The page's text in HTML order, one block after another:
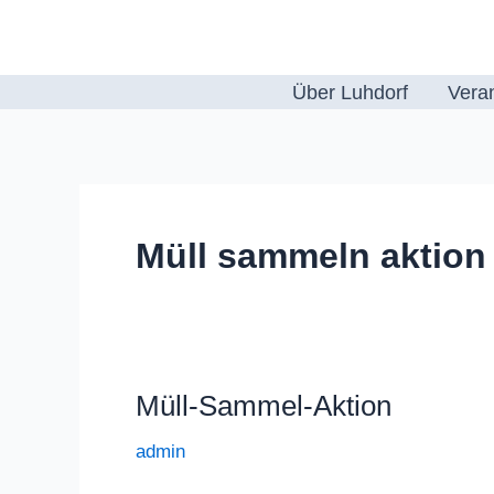
springen
Über Luhdorf
Müll sammeln aktion
Müll-Sammel-Aktion
admin